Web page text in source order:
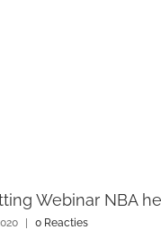
Webinar NBA
| 0 Reacties